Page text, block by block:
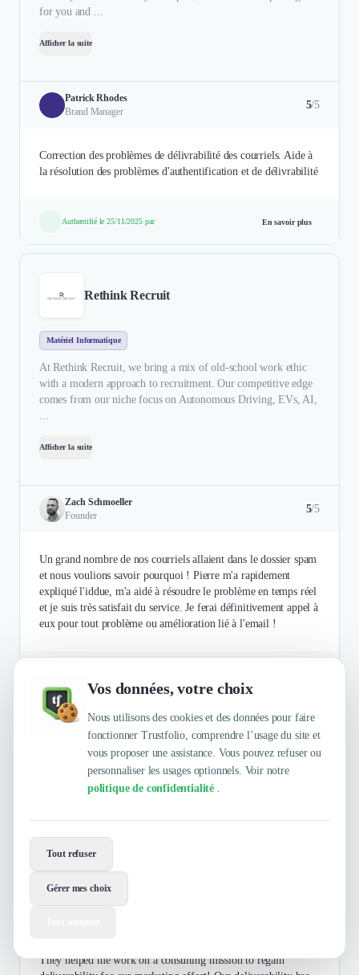
Vos données, votre choix
Nous utilisons des cookies et des données pour faire
fonctionner Trustfolio, comprendre l’usage du site et
vous proposer une assistance. Vous pouvez refuser ou
personnaliser les usages optionnels. Voir notre
politique de confidentialité .
Tout refuser
Gérer mes choix
for you and ...
Afficher la suite
Patrick Rhodes
Brand Manager
5/5
Correction des problèmes de délivrabilité des courriels. Aide à
la résolution des problèmes d'authentification et de délivrabilité
Authentifié le 25/11/2025 par En savoir plus
Rethink Recruit
Matériel Informatique
At Rethink Recruit, we bring a mix of old-school work ethic
with a modern approach to recruitment. Our competitive edge
comes from our niche focus on Autonomous Driving, EVs, AI,
Afficher la suite
Zach Schmoeller
Founder
5/5
Un grand nombre de nos courriels allaient dans le dossier spam
et nous voulions savoir pourquoi ! Pierre m'a rapidement
expliqué l'iddue, m'a aidé à résoudre le problème en temps réel
et je suis très satisfait du service. Je ferai définitivement appel à
eux pour tout problème ou amélioration lié à l'email !
TeamOut (YC W22)
TeamOut offers an online platform to help remote teams find
Thomas Mazimann
Co-founder and CEO
They helped me work on a consulting mission to regain